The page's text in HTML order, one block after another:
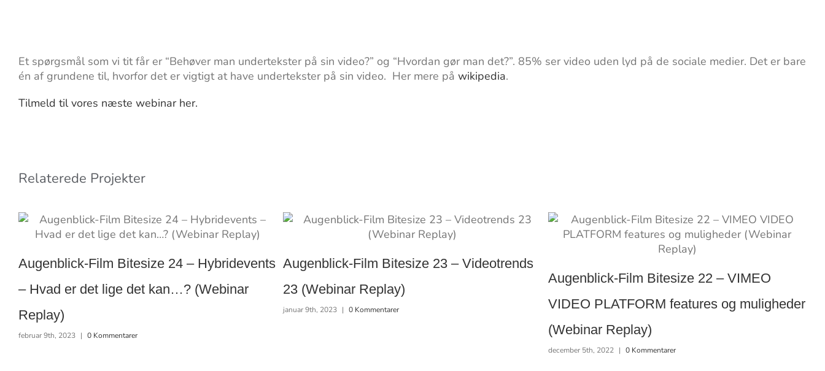
Et spørgsmål som vi tit får er “Behøver man undertekster på sin video?” og “Hvordan gør man det?”. 85% ser video uden lyd på de sociale medier. Det er bare
én af grundene til, hvorfor det er vigtigt at have undertekster på sin video. Her mere på wikipedia.
Tilmeld til vores næste webinar her.
Relaterede Projekter
Augenblick-Film Bitesize 24 – Hybridevents
– Hvad er det lige det kan…? (Webinar
Replay)
februar 9th, 2023 | 0 Kommentarer
Augenblick-Film Bitesize 23 – Videotrends
23 (Webinar Replay)
januar 9th, 2023 | 0 Kommentarer
Augenblick-Film Bitesize 22 – VIMEO
VIDEO PLATFORM features og muligheder
(Webinar Replay)
december 5th, 2022 | 0 Kommentarer